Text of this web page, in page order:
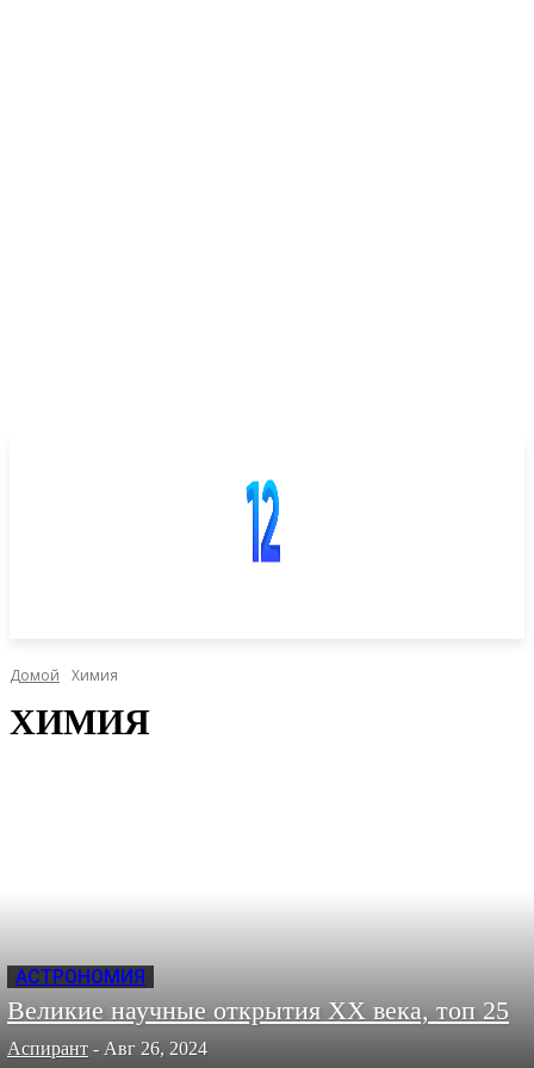
Домой Химия
ХИМИЯ
АСТРОНОМИЯ
Великие научные открытия XX века, топ 25
Аспирант - Авг 26, 2024